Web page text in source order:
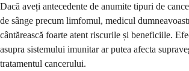
Dacă aveți antecedente de anumite tipuri de
de sânge precum limfomul, medicul
cântărească foarte atent riscurile și beneficiile.
asupra sistemului imunitar ar putea afecta
tratamentul cancerului.